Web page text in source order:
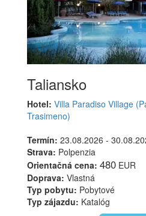
Taliansko
Hotel: Villa Paradiso Village
Trasimeno)
Termín: 23.08.2026 -
Strava: Polpenzia
Orientačná cena: 480 EUR
Doprava: Vlastná
Typ pobytu: Pobytové
Typ zájazdu: Katalóg